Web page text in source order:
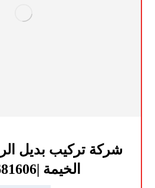
شركة تركيب بديل
الخيمة |0545681606